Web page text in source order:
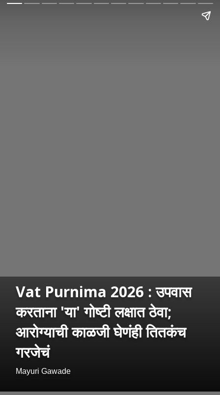
Vat Purnima 2026 : उपवास
करताना 'या' गोष्टी लक्षात ठेवा;
आरोग्याची काळजी घेणंही तितकंच
गरजेचं
Mayuri Gawade